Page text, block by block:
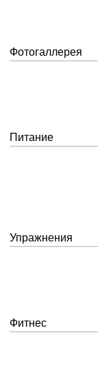
Фотогаллерея
Питание
Упражнения
Фитнес